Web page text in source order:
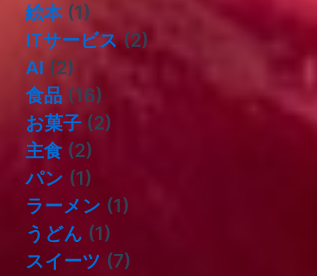
絵本(1)
ITサービス (2)
AI (2)
食品 (16)
お菓子 (2)
主食(2)
パン (1)
ラーメン (1)
うどん (1)
スイーツ (7)